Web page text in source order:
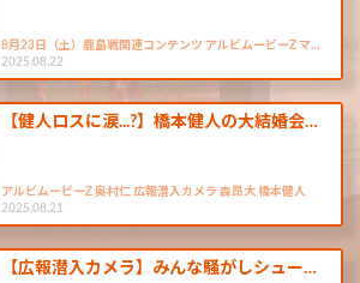
8月23日（土）鹿島戦関連コンテンツ アルビムービーZ マ…
2025.08.22
【健人ロスに涙...?】橋本健人の大結婚会…
アルビムービーZ 奥村仁 広報潜入カメラ 森昂大 橋本健人
2025.08.21
【広報潜入カメラ】みんな騒がしシュー…